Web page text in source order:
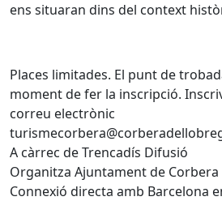
ens situaran dins del context
Places limitades. El punt de
moment de fer la inscripció.
correu electrònic
A càrrec de Trencadís Difusió
Organitza Ajuntament de
Connexió directa amb Barcelona